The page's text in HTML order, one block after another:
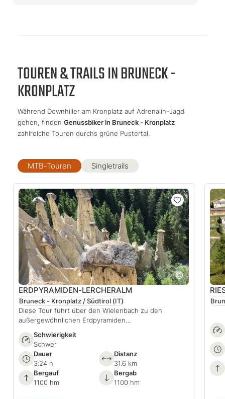
TOUREN & TRAILS IN BRUNECK -
KRONPLATZ
Während Downhiller am Kronplatz auf Adrenalin-Jagd
gehen, finden Genussbiker in Bruneck - Kronplatz
zahlreiche Touren durchs grüne Pustertal.
MTB-Touren Singletrails
ERDPYRAMIDEN-LERCHERALM
Bruneck - Kronplatz / Südtirol (IT)
Diese Tour führt über den Wielenbach zu den
außergewöhnlichen Erdpyramiden…
Schwierigkeit
Schwer
Dauer
3:24 h
Distanz
31.6 km
Bergauf
1100 hm
Bergab
1100 hm